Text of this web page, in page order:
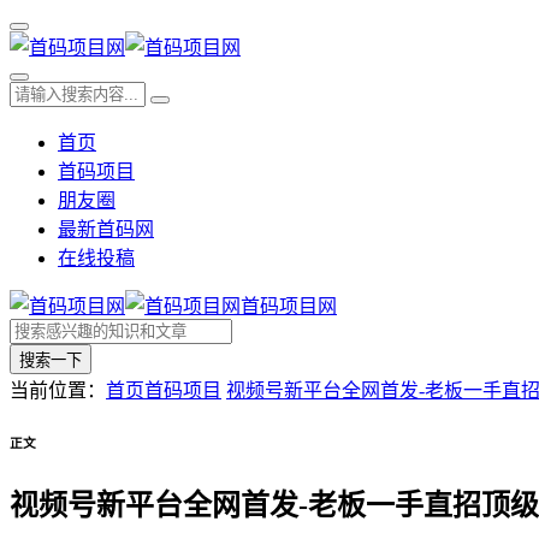
首页
首码项目
朋友圈
最新首码网
在线投稿
首码项目网
搜索一下
当前位置： 首页首码项目 视频号新平台全网首发-老板一手直
正文
视频号新平台全网首发-老板一手直招顶级